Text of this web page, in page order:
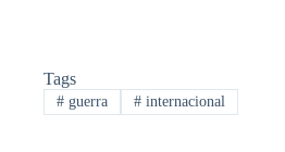
Tags
#guerra #internacional